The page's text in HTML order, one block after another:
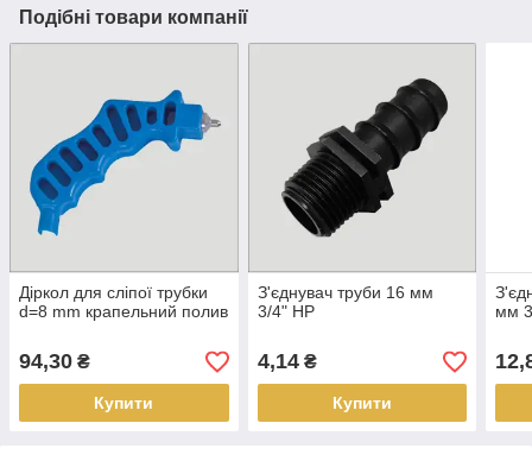
Подібні товари компанії
Діркол для сліпої трубки
d=8 mm крапельний полив
94,30 ₴
Купити
З'єднувач труби 16 мм
3/4" НР
4,14₴
Купити
мм